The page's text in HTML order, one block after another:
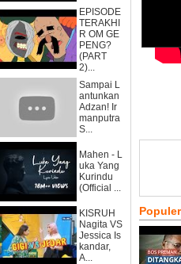
EPISODE
TERAKHI
R OM GE
PENG?
(PART
2)...
Sampai L
antunkan
Adzan! Ir
manputra
S...
Mahen - L
uka Yang
Kurindu
(Official ...
KISRUH
Nagita VS
Jessica Is
kandar,
A...